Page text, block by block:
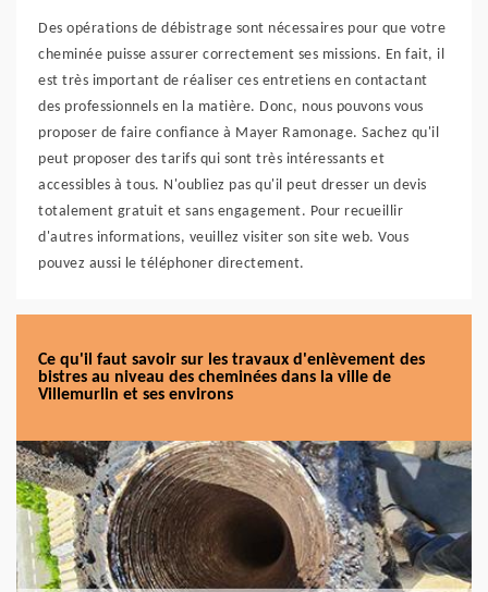
Des opérations de débistrage sont nécessaires pour que votre
cheminée puisse assurer correctement ses missions. En fait, il
est très important de réaliser ces entretiens en contactant
des professionnels en la matière. Donc, nous pouvons vous
proposer de faire confiance à Mayer Ramonage. Sachez qu'il
peut proposer des tarifs qui sont très intéressants et
accessibles à tous. N'oubliez pas qu'il peut dresser un devis
totalement gratuit et sans engagement. Pour recueillir
d'autres informations, veuillez visiter son site web. Vous
pouvez aussi le téléphoner directement.
Ce qu'il faut savoir sur les travaux d'enlèvement des
bistres au niveau des cheminées dans la ville de
Villemurlin et ses environs